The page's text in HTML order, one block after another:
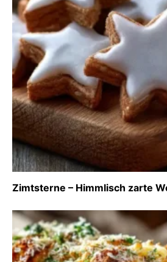
Zimtsterne – Himmlisch zarte